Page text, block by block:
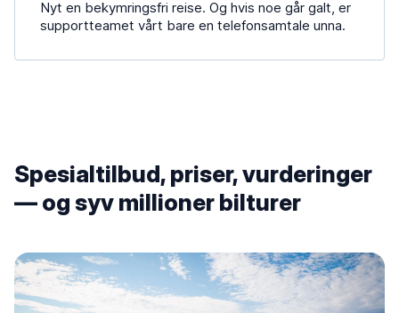
Nyt en bekymringsfri reise. Og hvis noe går galt, er
supportteamet vårt bare en telefonsamtale unna.
Spesialtilbud, priser, vurderinger
— og syv millioner bilturer